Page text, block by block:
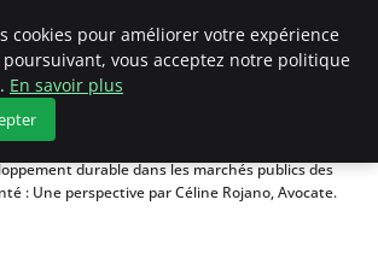
Living
durable dans les marchés publics des
: Une perspective par Céline Rojano, Avocate.
cookies pour améliorer votre expérience
vous acceptez notre politique
En savoir plus